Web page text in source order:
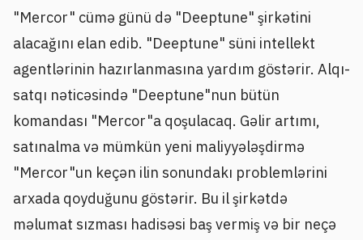
"Mercor" cümə günü də "Deeptune" şirkətini
alacağını elan edib. "Deeptune" süni intellekt
agentlərinin hazırlanmasına yardım göstərir. Alqı-
satqı nəticəsində "Deeptune"nun bütün
komandası "Mercor"a qoşulacaq. Gəlir artımı,
satınalma və mümkün yeni maliyyələşdirmə
"Mercor"un keçən ilin sonundakı problemlərini
arxada qoyduğunu göstərir. Bu il şirkətdə
məlumat sızması hadisəsi baş vermiş və bir neçə